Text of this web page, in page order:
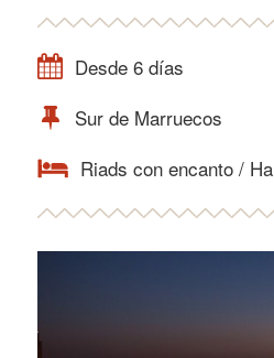
Desde 6 días
Sur de Marruecos
Riads con encanto /